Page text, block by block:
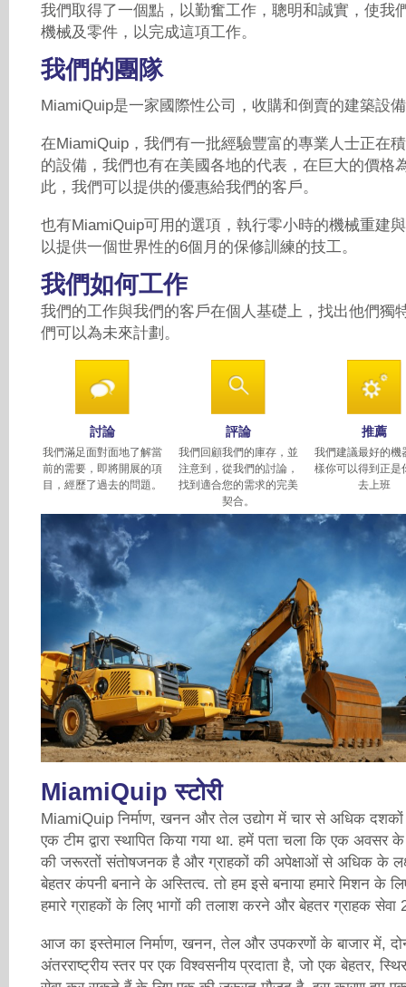
我們取得了一個點，以勤奮工作，聰明和誠實，使我
機械及零件，以完成這項工作。
我們的團隊
MiamiQuip是一家國際性公司，收購和倒賣的建築設
在MiamiQuip，我們有一批經驗豐富的專業人士正在
的設備，我們也有在美國各地的代表，在巨大的價格
此，我們可以提供的優惠給我們的客戶。
也有MiamiQuip可用的選項，執行零小時的機械重建
以提供一個世界性的6個月的保修訓練的技工。
我們如何工作
我們的工作與我們的客戶在個人基礎上，找出他們獨
們可以為未來計劃。
討論
我們滿足面對面地了解當
前的需要，即將開展的項
目，經歷了過去的問題。
評論
我們回顧我們的庫存，並
注意到，從我們的討論，
找到適合您的需求的完美
契合。
推薦
我們建議最好的機
樣你可以得到正是
去上班
MiamiQuip स्टोरी
MiamiQuip निर्माण, खनन और तेल उद्योग में चार से अधिक
एक टीम द्वारा स्थापित किया गया था. हमें पता चला कि एक अवसर
की जरूरतों संतोषजनक है और ग्राहकों की अपेक्षाओं से अधिक के
बेहतर कंपनी बनाने के अस्तित्व. तो हम इसे बनाया हमारे मिशन के
हमारे ग्राहकों के लिए भागों की तलाश करने और बेहतर ग्राहक
आज का इस्तेमाल निर्माण, खनन, तेल और उपकरणों के बाजार में,
अंतरराष्ट्रीय स्तर पर एक विश्वसनीय प्रदाता है, जो एक बेहतर,